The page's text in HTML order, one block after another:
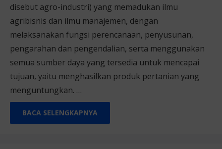
disebut agro-industri) yang memadukan ilmu
agribisnis dan ilmu manajemen, dengan
melaksanakan fungsi perencanaan, penyusunan,
pengarahan dan pengendalian, serta menggunakan
semua sumber daya yang tersedia untuk mencapai
tujuan, yaitu menghasilkan produk pertanian yang
menguntungkan. …
BACA SELENGKAPNYA